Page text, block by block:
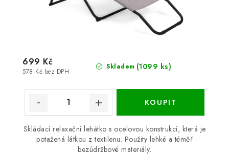
Skladem (1099 ks)
578 Kč bez DPH
699 Kč
Skládací relaxační lehátko s ocelovou konstrukcí, která je
potažená látkou z textilenu. Použity lehké a téměř
bezúdržbové materiály.